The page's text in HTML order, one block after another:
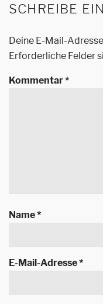
SCHREIBE
Deine E-Mail-
Erforderliche Felder
Kommentar*
Name*
E-Mail-Adresse*